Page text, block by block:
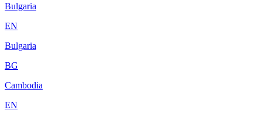
Bulgaria
EN
Bulgaria
BG
Cambodia
EN